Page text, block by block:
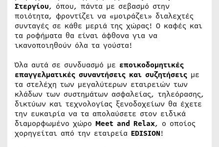
Στεργίου, όπου, πάντα με σεβασμό στην
ποιότητα, φροντίζει να «μοιράζει» διαλεχτές
συνταγές σε κάθε μεριά της χώρας! Ο καφές και
τα ροφήματα θα είναι άφθονα για να
ικανοποιηθούν όλα τα γούστα!
Όλα αυτά σε συνδυασμό με εποικοδομητικές
επαγγελματικές συναντήσεις και συζητήσεις με
τα στελέχη των μεγαλύτερων εταιρειών των
κλάδων των συστημάτων ασφαλείας, τηλεόρασης,
δικτύων και τεχνολογίας ξενοδοχείων θα έχετε
την ευκαιρία να τα απολαύσετε στον ειδικά
διαμορφωμένο χώρο Meet and Relax, ο οποίος
χορηγείται από την εταιρεία EDISION!